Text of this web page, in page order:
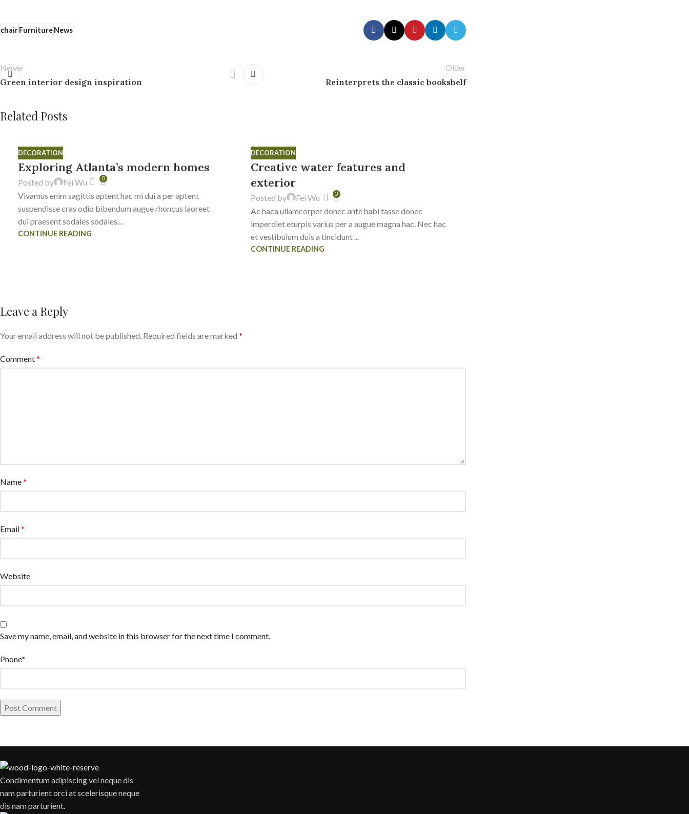
chairFurnitureNews
Newer
Green interior design inspiration
Older
Reinterprets the classic bookshelf
Related Posts
23
JUL
DECORATION
Exploring Atlanta’s modern homes
Posted by Fei Wu 0
Vivamus enim sagittis aptent hac mi dui a per aptent
suspendisse cras odio bibendum augue rhoncus laoreet
dui praesent sodales sodales....
CONTINUE READING
23
JUL
DECORATION
Creative water features and
exterior
Posted by Fei Wu 0
Ac haca ullamcorper donec ante habi tasse donec
imperdiet eturpis varius per a augue magna hac. Nec hac
et vestibulum duis a tincidunt ...
CONTINUE READING
Leave a Reply
Your email address will not be published. Required fields are marked *
Comment*
Name*
Email*
Website
Save my name, email, and website in this browser for the next time I comment.
Phone*
Condimentum adipiscing vel neque dis
nam parturient orci at scelerisque neque
dis nam parturient.